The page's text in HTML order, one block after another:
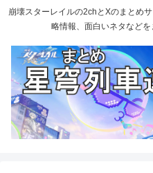
崩壊スターレイルの2chとXのまとめ
略情報、面白いネタなどを